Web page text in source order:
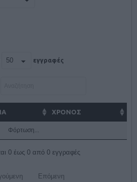
εγγραφές
ΧΡΟΝΟΣ
Φόρτωση...
0 έως 0 από 0 εγγραφές
Επόμενη